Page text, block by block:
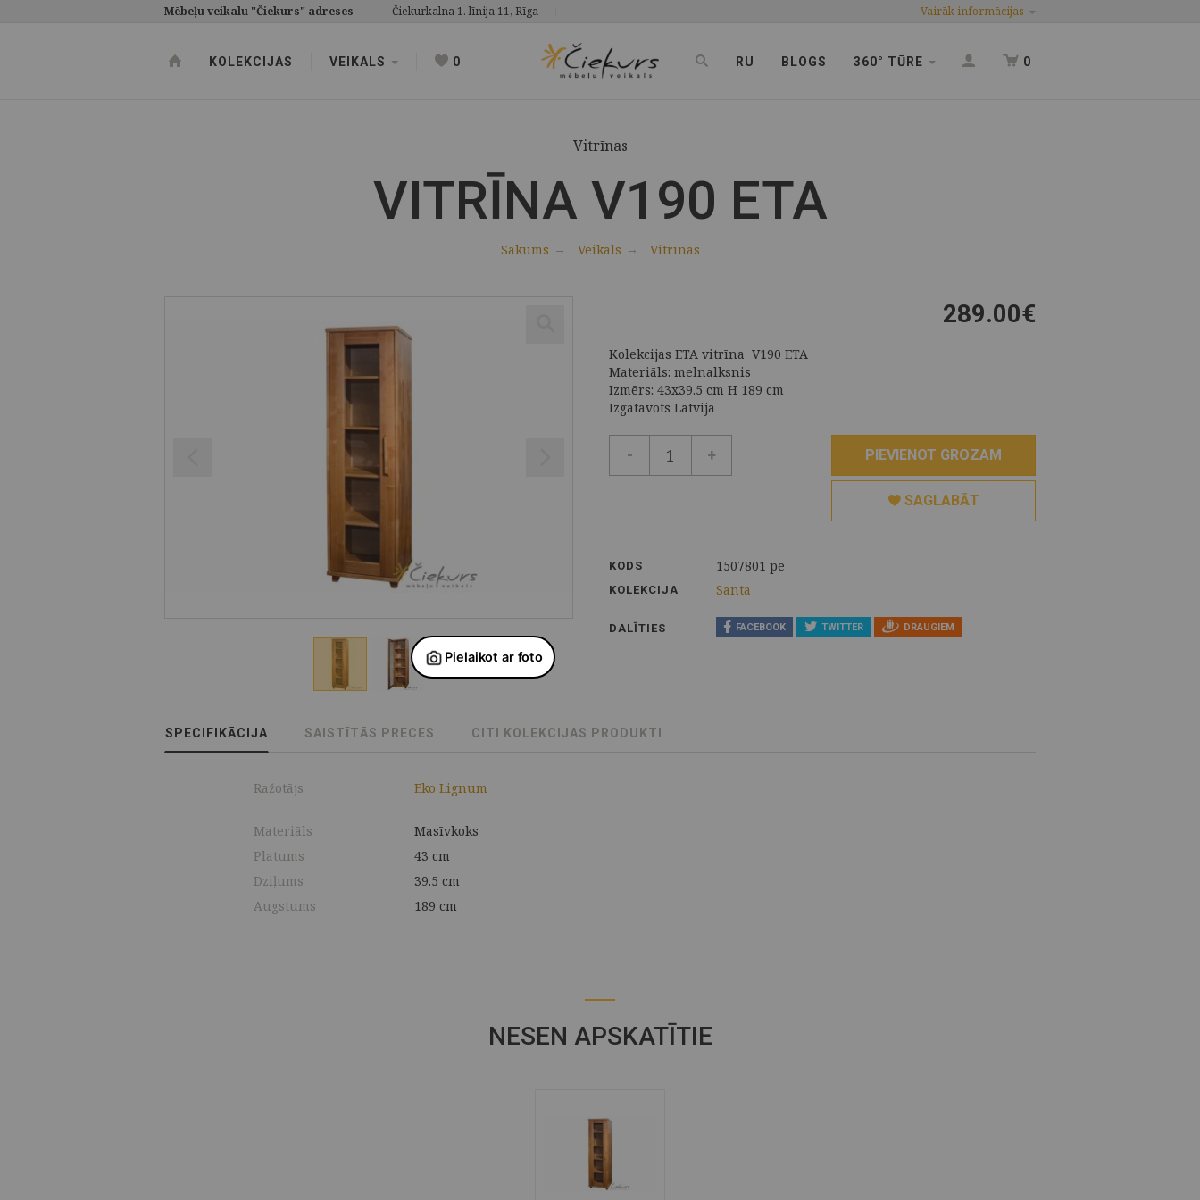
Vairāk informācijas
Mēbeļu veikalu "Čiekurs" adreses Čiekurkalna 1. līnija 11, Rīga
KOLEKCIJAS VEIKALS 0 RU BLOGS 360° TŪRE 0
Vitrīnas
VITRĪNA V190 ETA
Sākums Veikals Vitrīnas
289.00€
Kolekcijas ETA vitrīna V190 ETA
Materiāls: melnalksnis
Izmērs: 43x39.5 cm H 189 cm
Izgatavots Latvijā
- + PIEVIENOT GROZAM
SAGLABĀT
KODS 1507801 pe
KOLEKCIJA Santa
DALĪTIES FACEBOOK TWITTER DRAUGIEM
SPECIFIKĀCIJA SAISTĪTĀS PRECES CITI KOLEKCIJAS PRODUKTI
Ražotājs Eko Lignum
Materiāls
Masīvkoks
Platums
43 cm
Dziļums
39.5 cm
Augstums
189 cm
NESEN APSKATĪTIE